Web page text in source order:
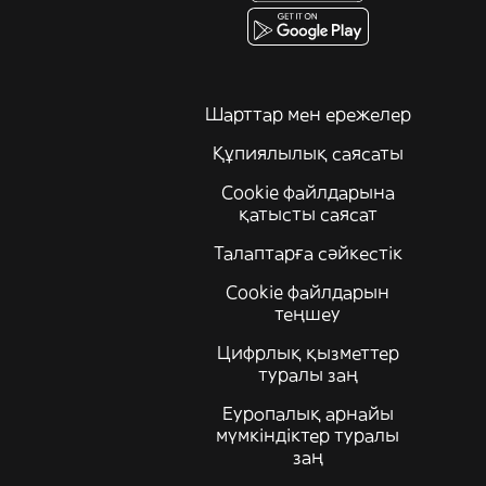
Шарттар мен ережелер
Құпиялылық саясаты
Cookie файлдарына
қатысты саясат
Талаптарға сәйкестік
Cookie файлдарын
теңшеу
Цифрлық қызметтер
туралы заң
Еуропалық арнайы
мүмкіндіктер туралы
заң